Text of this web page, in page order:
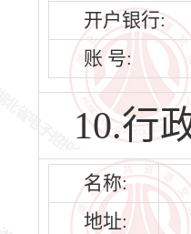
开户银行:
账 号:
10.行
名称:
地址: